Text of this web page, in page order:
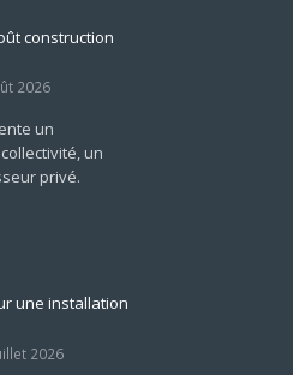
construction
2026
un
un
privé.
une installation
2026